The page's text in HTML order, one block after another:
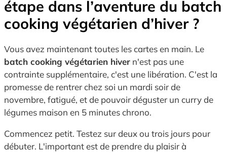
étape dans l’aventure du batch
cooking végétarien d’hiver ?
Vous avez maintenant toutes les cartes en main. Le
batch cooking végétarien hiver n'est pas une
contrainte supplémentaire, c'est une libération. C'est la
promesse de rentrer chez soi un mardi soir de
novembre, fatigué, et de pouvoir déguster un curry de
légumes maison en 5 minutes chrono.
Commencez petit. Testez sur deux ou trois jours pour
débuter. L'important est de prendre du plaisir à